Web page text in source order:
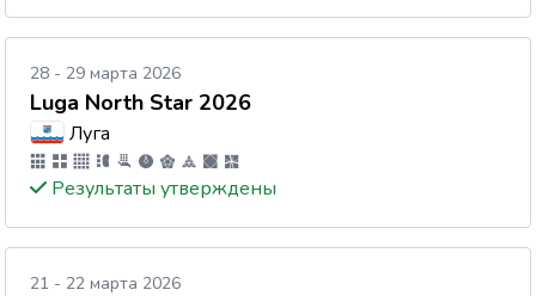
28 - 29 марта 2026
Luga North Star 2026
Луга
Результаты утверждены
21 - 22 марта 2026